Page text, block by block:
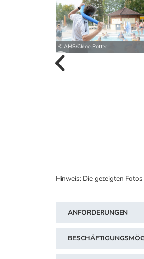
© AMS/Chloe Potter
Hinweis: Die gezeigten
ANFORDERUNGEN